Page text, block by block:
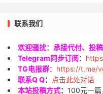
联系我们
欢迎骚扰：承接代付、投稿
Telegram同步订阅：
TG电报群： https://t.me/
联系Q Q：
点击此处对话
本站投稿方式： 100元一篇